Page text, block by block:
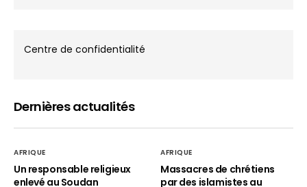
Centre de confidentialité
Dernières actualités
AFRIQUE
Un responsable religieux
enlevé au Soudan
AFRIQUE
Massacres de chrétiens
par des islamistes au